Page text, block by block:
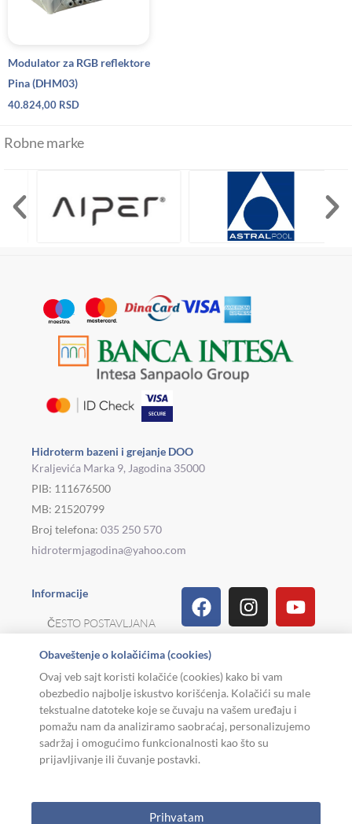
Modulator za RGB reflektore
Pina (DHM03)
40.824,00 RSD
Robne marke
Hidroterm bazeni i grejanje DOO
Kraljevića Marka 9, Jagodina 35000
PIB: 111676500
MB: 21520799
Broj telefona: 035 250 570
hidrotermjagodina@yahoo.com
Informacije
ČESTO POSTAVLJANA
REKLAMACIJE I
POVRAT ROBE
USLOVI KORIŠĆENJA
FacebookInstagram
Linkedin
Viber
TiktokPinterest
Copyright © 2026. Hidroterm Jagodina
Obaveštenje o kolačićima (cookies)
Ovaj veb sajt koristi kolačiće (cookies) kako bi vam
obezbedio najbolje iskustvo korišćenja. Kolačići su male
tekstualne datoteke koje se čuvaju na vašem uređaju i
pomažu nam da analiziramo saobraćaj, personalizujemo
sadržaj i omogućimo funkcionalnosti kao što su
prijavljivanje ili čuvanje postavki.
Prihvatam